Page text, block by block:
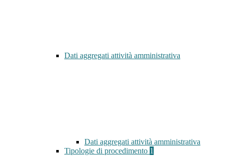
Dati aggregati attività amministrativa
Dati aggregati attività amministrativa
Tipologie di procedimento 1